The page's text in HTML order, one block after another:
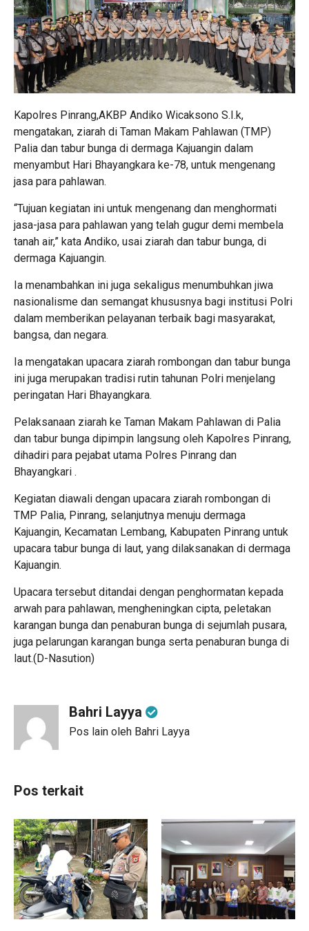
Kapolres Pinrang,AKBP Andiko Wicaksono S.I.k,
mengatakan, ziarah di Taman Makam Pahlawan (TMP)
Palia dan tabur bunga di dermaga Kajuangin dalam
menyambut Hari Bhayangkara ke-78, untuk mengenang
jasa para pahlawan.
“Tujuan kegiatan ini untuk mengenang dan menghormati
jasa-jasa para pahlawan yang telah gugur demi membela
tanah air,” kata Andiko, usai ziarah dan tabur bunga, di
dermaga Kajuangin.
Ia menambahkan ini juga sekaligus menumbuhkan jiwa
nasionalisme dan semangat khususnya bagi institusi Polri
dalam memberikan pelayanan terbaik bagi masyarakat,
bangsa, dan negara.
Ia mengatakan upacara ziarah rombongan dan tabur bunga
ini juga merupakan tradisi rutin tahunan Polri menjelang
peringatan Hari Bhayangkara.
Pelaksanaan ziarah ke Taman Makam Pahlawan di Palia
dan tabur bunga dipimpin langsung oleh Kapolres Pinrang,
dihadiri para pejabat utama Polres Pinrang dan
Bhayangkari .
Kegiatan diawali dengan upacara ziarah rombongan di
TMP Palia, Pinrang, selanjutnya menuju dermaga
Kajuangin, Kecamatan Lembang, Kabupaten Pinrang untuk
upacara tabur bunga di laut, yang dilaksanakan di dermaga
Kajuangin.
Upacara tersebut ditandai dengan penghormatan kepada
arwah para pahlawan, mengheningkan cipta, peletakan
karangan bunga dan penaburan bunga di sejumlah pusara,
juga pelarungan karangan bunga serta penaburan bunga di
laut.(D-Nasution)
Bahri Layya
Pos lain oleh Bahri Layya
Pos terkait